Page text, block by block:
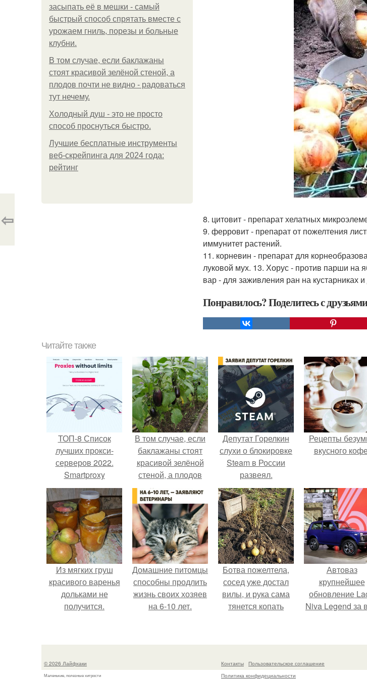
засыпать её в мешки - самый
быстрый способ спрятать вместе с
урожаем гниль, порезы и больные
клубни.
В том случае, если баклажаны
стоят красивой зелёной стеной, а
плодов почти не видно - радоваться
тут нечему.
Холодный душ - это не просто
способ проснуться быстро.
Лучшие бесплатные инструменты
веб-скрейпинга для 2024 года:
рейтинг
8. цитовит - препарат хелатных
9. ферровит - препарат от пожелтения
иммунитет растений.
11. корневин - препарат для
луковой мух. 13. Хорус - против парши на
вар - для заживления ран на кустарниках
Понравилось? Поделитесь с
⇦
Читайте также
ТОП-8 Список
лучших прокси-
серверов 2022.
Smartproxy
В том случае, если
баклажаны стоят
красивой зелёной
стеной, а плодов
почти не видно -
радоваться тут
нечему.
Депутат Горелкин
слухи о блокировке
Steam в России
развеял.
Рецепты
вкусного
Из мягких груш
красивого варенья
дольками не
получится.
Домашние питомцы
способны продлить
жизнь своих хозяев
на 6-10 лет.
Ботва пожелтела,
сосед уже достал
вилы, и рука сама
тянется копать
Автоваз
крупнейшее
обновление
Niva Legend за
© 2026 Лайфхаки
Маленькие, полезные хитрости
Контакты
Пользовательское соглашение
Политика конфидециальности